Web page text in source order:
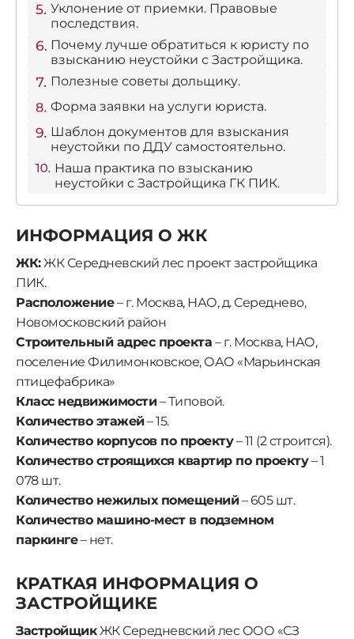
Уклонение от приемки. Правовые
последствия.
Почему лучше обратиться к юристу по
взысканию неустойки с Застройщика.
Полезные советы дольщику.
Форма заявки на услуги юриста.
Шаблон документов для взыскания
неустойки по ДДУ самостоятельно.
Наша практика по взысканию
неустойки с Застройщика ГК ПИК.
ИНФОРМАЦИЯ О ЖК
ЖК:ЖК Середневский лес проект застройщика
ПИК.
Расположение– г. Москва, НАО, д. Середнево,
Новомосковский район
Строительный адрес проекта – г. Москва, НАО,
поселение Филимонковское, ОАО «Марьинская
птицефабрика»
Класс недвижимости– Типовой.
Количество этажей– 15.
Количество корпусов по проекту– 11 (2 строится).
Количество строящихся квартир по проекту– 1
078 шт.
Количество нежилых помещений– 605 шт.
Количество машино-мест в подземном
паркинге– нет.
КРАТКАЯ ИНФОРМАЦИЯ О
ЗАСТРОЙЩИКЕ
ЗастройщикЖК Середневский лес ООО «СЗ